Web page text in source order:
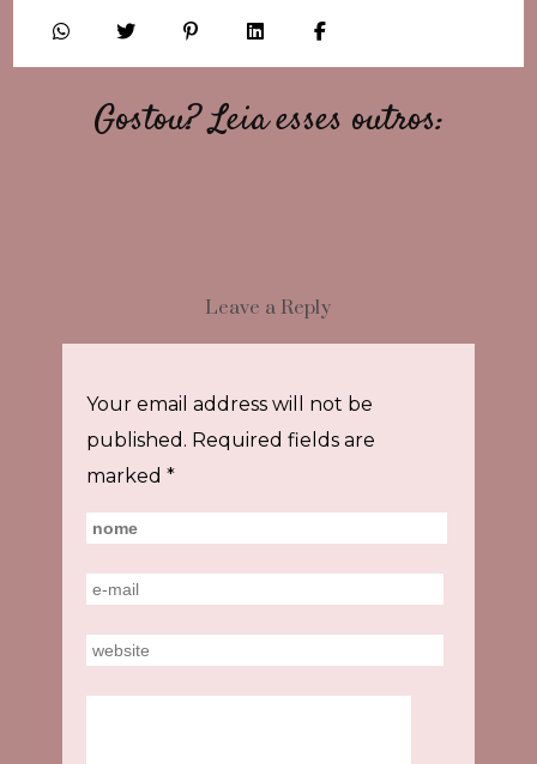
Gostou? Leia esses outros:
Leave a Reply
Your email address will not be
published. Required fields are
marked *